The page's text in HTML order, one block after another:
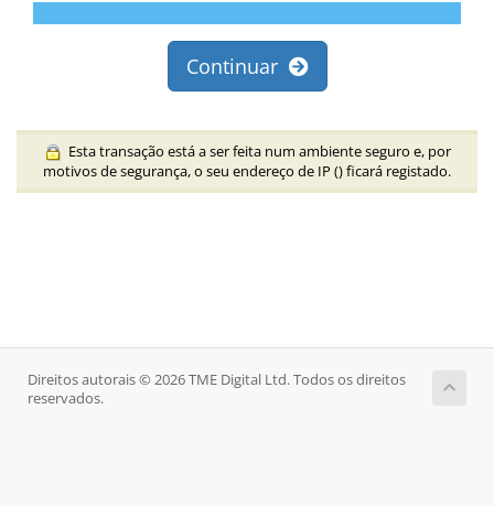
Continuar
Esta transação está a ser feita num ambiente seguro e, por
motivos de segurança, o seu endereço de IP () ficará registado.
Direitos autorais © 2026 TME Digital Ltd. Todos os direitos
reservados.